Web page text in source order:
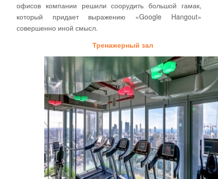
офисов компании решили соорудить большой гамак,
который придает выражению «Google Hangout»
совершенно иной смысл.
Тренажерный зал